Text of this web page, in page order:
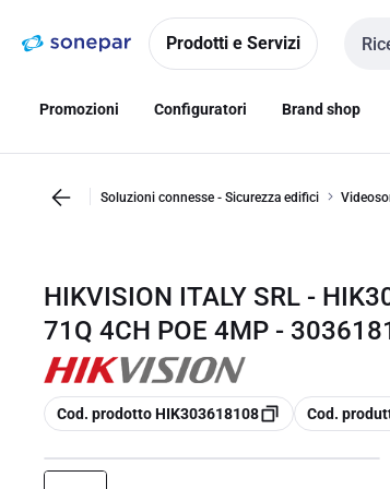
navigazionealla
Prodotti e Servizi
Promozioni Configuratori Brand shop
Soluzioni connesse - Sicurezza edifici
HIKVISION ITALY SRL -
71Q 4CH POE 4MP -
copia
Cod. prodotto HIK303618108 copia
Cod.